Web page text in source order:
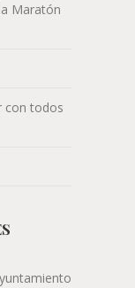
Maratón
con todos